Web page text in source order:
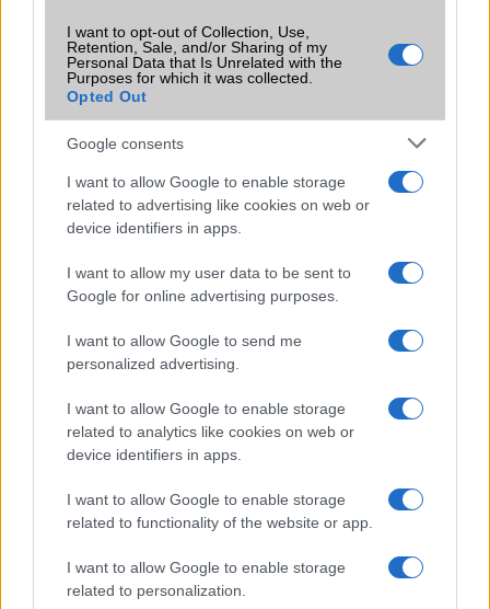
I want to opt-out of Collection, Use,
Retention, Sale, and/or Sharing of my
Personal Data that Is Unrelated with the
Purposes for which it was collected.
Opted Out
Google consents
I want to allow Google to enable storage
related to advertising like cookies on web or
device identifiers in apps.
I want to allow my user data to be sent to
Google for online advertising purposes.
I want to allow Google to send me
personalized advertising.
I want to allow Google to enable storage
related to analytics like cookies on web or
device identifiers in apps.
I want to allow Google to enable storage
related to functionality of the website or app.
I want to allow Google to enable storage
related to personalization.
Brand Nincs
Védelem vízlepergetõ ház
Limited Edition Power
N/A = Nincs adat. Legutóbbi frissítés: 2026-07-13 19:00:00
Új és Használt GSM kiemelt ajánlatok
Apple iPhone 16 Pro Max